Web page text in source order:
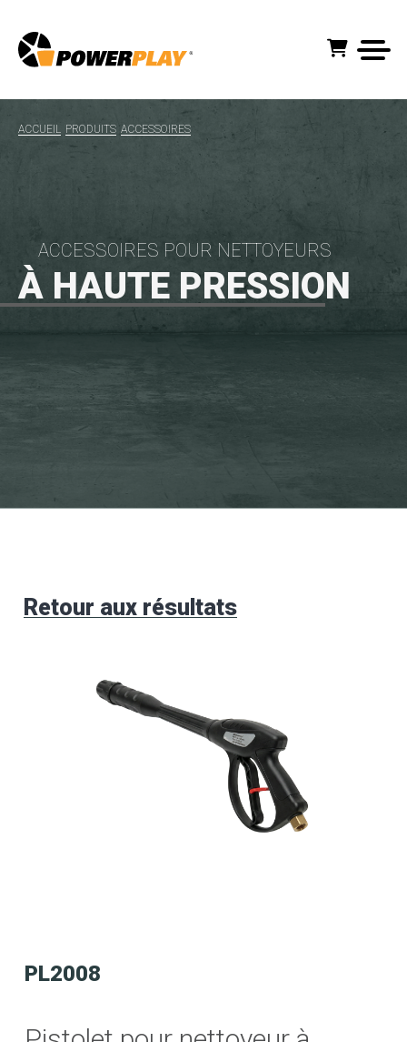
ACCUEIL PRODUITS ACCESSOIRES
ACCESSOIRES POUR NETTOYEURS
À HAUTE PRESSION
Retour aux résultats
PL2008